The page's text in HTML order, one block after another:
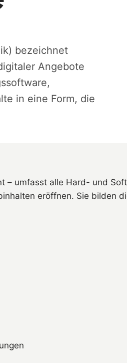
bezeichnet
Angebote
in eine Form, die
– umfasst alle Hard- und
eröffnen. Sie bilden